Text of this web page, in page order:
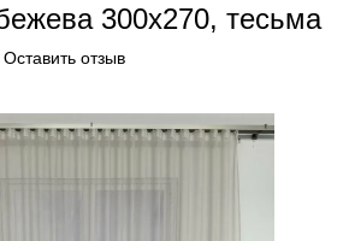
300х270, тесьма
Оставить отзыв